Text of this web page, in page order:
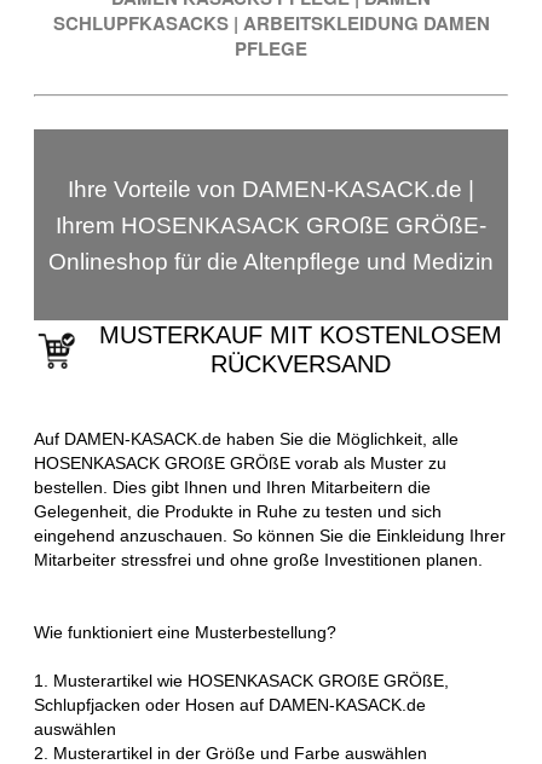
SCHLUPFKASACKS | ARBEITSKLEIDUNG DAMEN
PFLEGE
Ihre Vorteile von DAMEN-KASACK.de |
Ihrem HOSENKASACK GROßE GRÖßE-
Onlineshop für die Altenpflege und Medizin
MUSTERKAUF MIT KOSTENLOSEM
RÜCKVERSAND
Auf DAMEN-KASACK.de haben Sie die Möglichkeit, alle
HOSENKASACK GROßE GRÖßE vorab als Muster zu
bestellen. Dies gibt Ihnen und Ihren Mitarbeitern die
Gelegenheit, die Produkte in Ruhe zu testen und sich
eingehend anzuschauen. So können Sie die Einkleidung Ihrer
Mitarbeiter stressfrei und ohne große Investitionen planen.
Wie funktioniert eine Musterbestellung?
1. Musterartikel wie HOSENKASACK GROßE GRÖßE,
Schlupfjacken oder Hosen auf DAMEN-KASACK.de
auswählen
2. Musterartikel in der Größe und Farbe auswählen